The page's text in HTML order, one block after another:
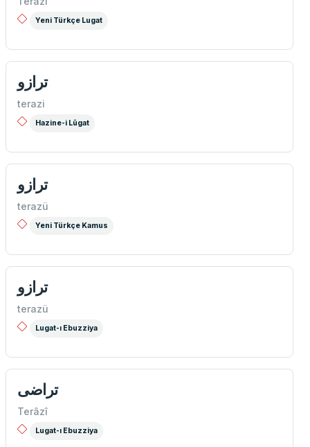
Yeni Türkçe Lugat
ترازو
terazi
Hazine-i Lûgat
ترازو
terazü
Yeni Türkçe Kamus
ترازو
terazü
Lugat-ı Ebuzziya
تراضی
Terâzî
Lugat-ı Ebuzziya